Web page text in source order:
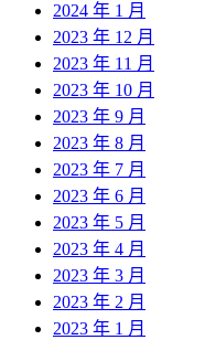
2024 年 1 月
2023 年 12 月
2023 年 11 月
2023 年 10 月
2023 年 9 月
2023 年 8 月
2023 年 7 月
2023 年 6 月
2023 年 5 月
2023 年 4 月
2023 年 3 月
2023 年 2 月
2023 年 1 月